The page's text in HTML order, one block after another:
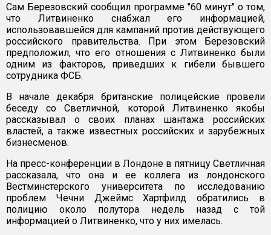
Сам Березовский сообщил программе "60 минут" о том,
что Литвиненко снабжал его информацией,
использовавшейся для кампаний против действующего
российского правительства. При этом Березовский
предположил, что его отношения с Литвиненко были
одним из факторов, приведших к гибели бывшего
сотрудника ФСБ.
В начале декабря британские полицейские провели
беседу со Светличной, которой Литвиненко якобы
рассказывал о своих планах шантажа российских
властей, а также известных российских и зарубежных
бизнесменов.
На пресс-конференции в Лондоне в пятницу Светличная
рассказала, что она и ее коллега из лондонского
Вестминстерского университета по исследованию
проблем Чечни Джеймс Хартфилд обратились в
полицию около полутора недель назад с той
информацией о Литвиненко, что у них имелась.